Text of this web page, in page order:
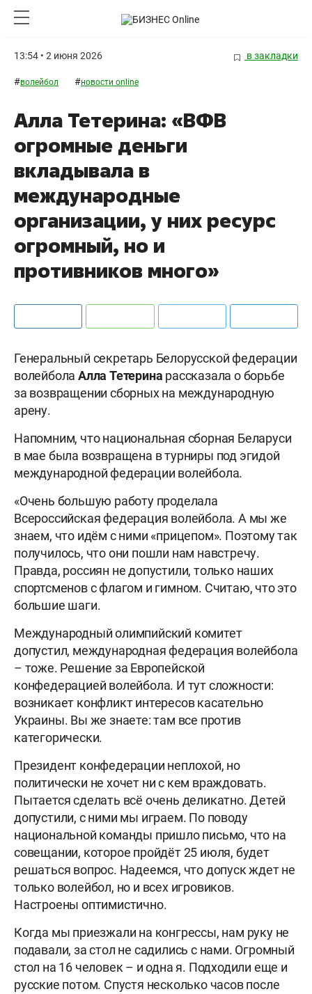
13:54 • 2 июня 2026 в закладки
#волейбол #новости online
Алла Тетерина: «ВФВ
огромные деньги
вкладывала в
международные
организации, у них ресурс
огромный, но и
противников много»
Генеральный секретарь Белорусской федерации
волейбола Алла Тетерина рассказала о борьбе
за возвращении сборных на международную
арену.
Напомним, что национальная сборная Беларуси
в мае была возвращена в турниры под эгидой
международной федерации волейбола.
«Очень большую работу проделала
Всероссийская федерация волейбола. А мы же
знаем, что идём с ними «прицепом». Поэтому так
получилось, что они пошли нам навстречу.
Правда, россиян не допустили, только наших
спортсменов с флагом и гимном. Считаю, что это
большие шаги.
Международный олимпийский комитет
допустил, международная федерация волейбола
– тоже. Решение за Европейской
конфедерацией волейбола. И тут сложности:
возникает конфликт интересов касательно
Украины. Вы же знаете: там все против
категорически.
Президент конфедерации неплохой, но
политически не хочет ни с кем враждовать.
Пытается сделать всё очень деликатно. Детей
допустили, с ними мы играем. По поводу
национальной команды пришло письмо, что на
совещании, которое пройдёт 25 июля, будет
решаться вопрос. Надеемся, что допуск ждет не
только волейбол, но и всех игровиков.
Настроены оптимистично.
Когда мы приезжали на конгрессы, нам руку не
подавали, за стол не садились с нами. Огромный
стол на 16 человек – и одна я. Подходили еще и
русские потом. Спустя несколько часов после